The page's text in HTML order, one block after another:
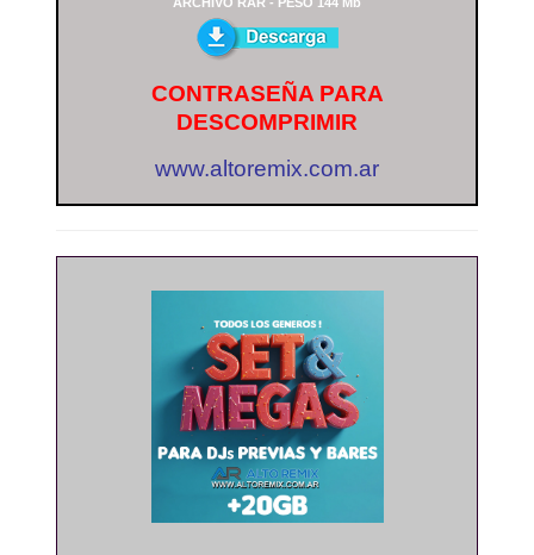
CONTRASEÑA PARA
DESCOMPRIMIR
www.altoremix.com.ar